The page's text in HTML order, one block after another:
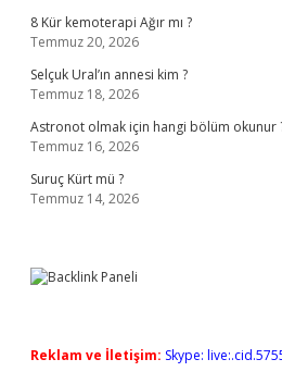
8 Kür kemoterapi Ağır mı ?
Temmuz 20, 2026
Selçuk Ural’ın annesi kim ?
Temmuz 18, 2026
Astronot olmak için hangi bölüm okunur
Temmuz 16, 2026
Suruç Kürt mü ?
Temmuz 14, 2026
Reklam ve İletişim: Skype: